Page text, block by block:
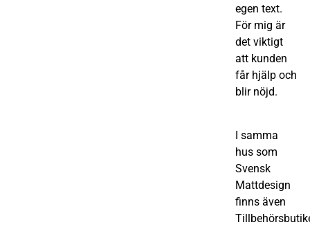
egen text.
För mig är
det viktigt
att kunden
får hjälp och
blir nöjd.
I samma
hus som
Svensk
Mattdesign
finns även